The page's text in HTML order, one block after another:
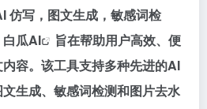
仿写，图文生成，敏感词检
白瓜AI
旨在帮助用户高效、便
容。该工具支持多种先进的AI
生成、敏感词检测和图片去水